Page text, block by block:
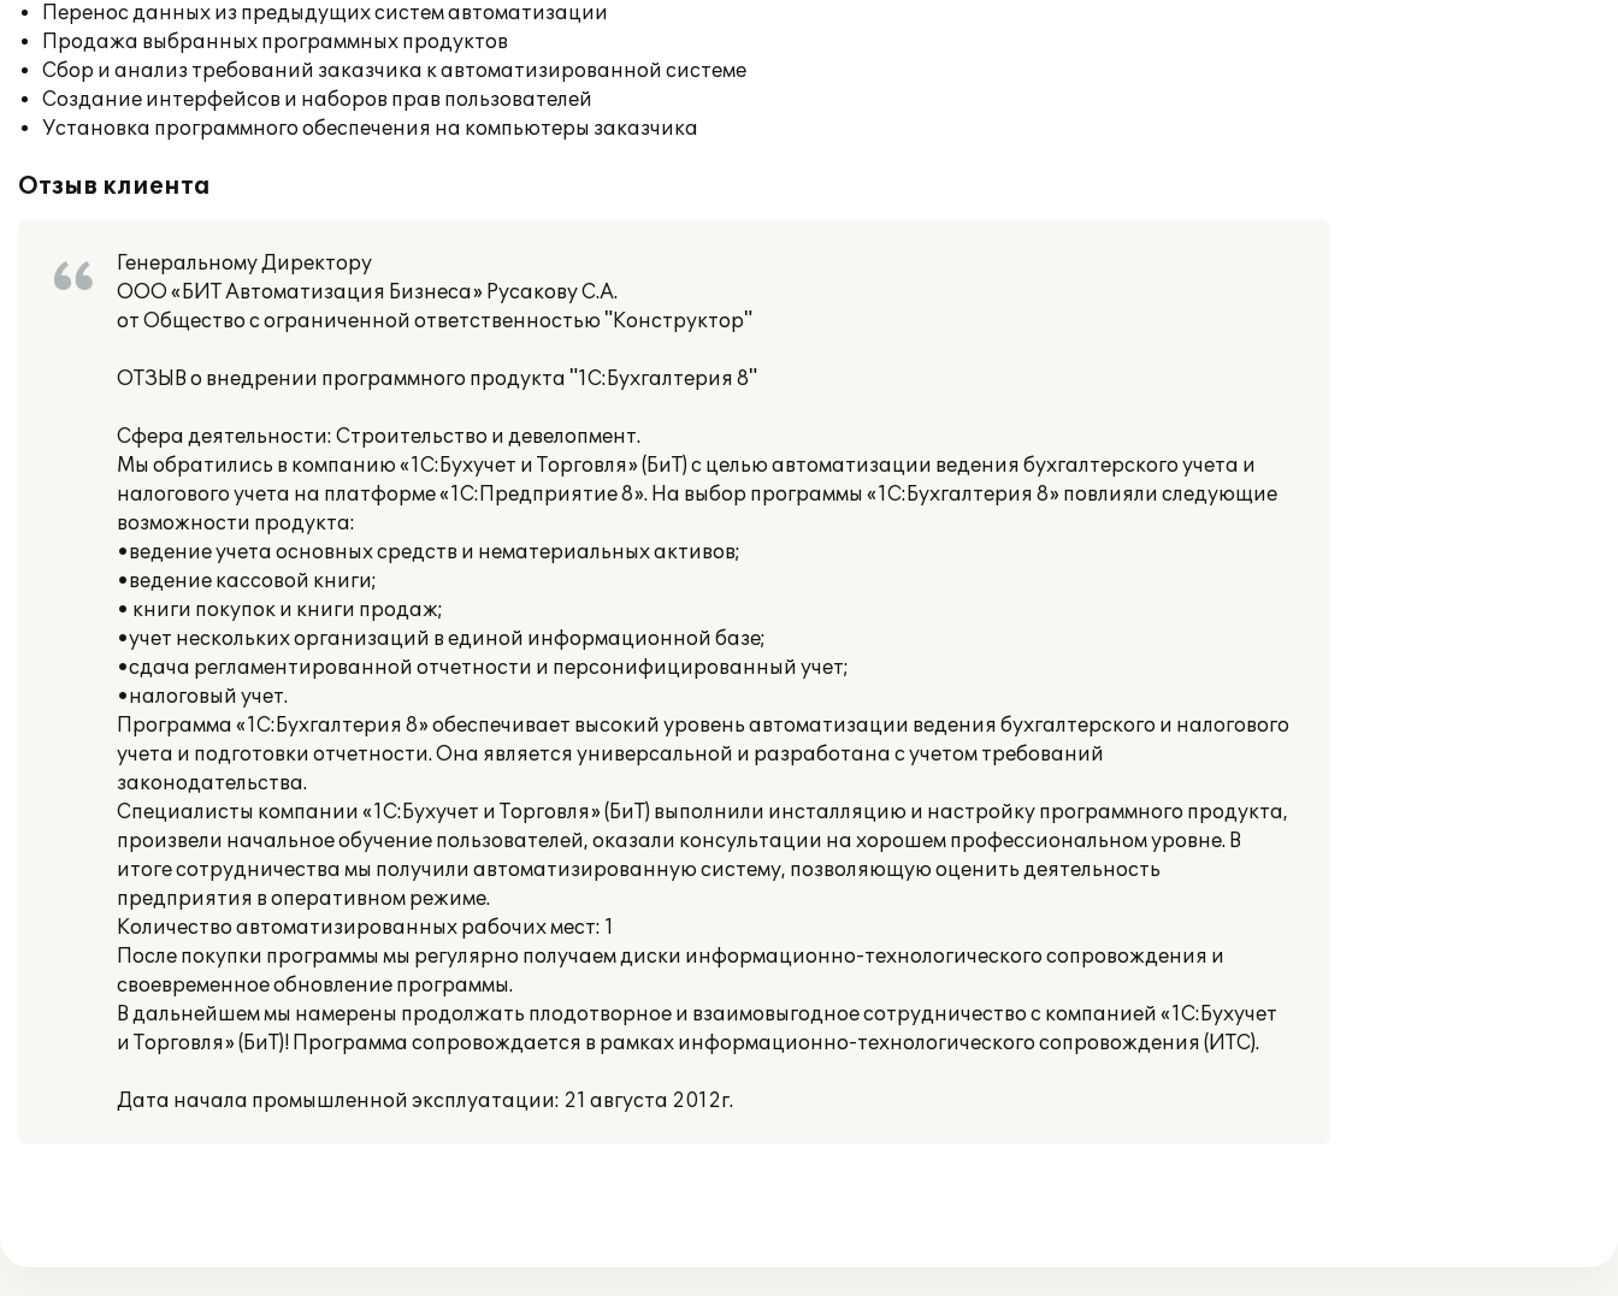
Перенос данных из предыдущих систем автоматизации
Продажа выбранных программных продуктов
Сбор и анализ требований заказчика к автоматизированной системе
Создание интерфейсов и наборов прав пользователей
Установка программного обеспечения на компьютеры заказчика
Отзыв клиента
Генеральному Директору
ООО «БИТ Автоматизация Бизнеса» Русакову С.А.
от Общество с ограниченной ответственностью "Конструктор"
ОТЗЫВ о внедрении программного продукта "1С:Бухгалтерия 8"
Сфера деятельности: Строительство и девелопмент.
Мы обратились в компанию «1С:Бухучет и Торговля» (БиТ) с целью автоматизации ведения бухгалтерского учета и
налогового учета на платформе «1С:Предприятие 8». На выбор программы «1С:Бухгалтерия 8» повлияли следующие
возможности продукта:
•ведение учета основных средств и нематериальных активов;
•ведение кассовой книги;
• книги покупок и книги продаж;
•учет нескольких организаций в единой информационной базе;
•сдача регламентированной отчетности и персонифицированный учет;
•налоговый учет.
Программа «1С:Бухгалтерия 8» обеспечивает высокий уровень автоматизации ведения бухгалтерского и налогового
учета и подготовки отчетности. Она является универсальной и разработана с учетом требований
законодательства.
Специалисты компании «1С:Бухучет и Торговля» (БиТ) выполнили инсталляцию и настройку программного продукта,
произвели начальное обучение пользователей, оказали консультации на хорошем профессиональном уровне. В
итоге сотрудничества мы получили автоматизированную систему, позволяющую оценить деятельность
предприятия в оперативном режиме.
Количество автоматизированных рабочих мест: 1
После покупки программы мы регулярно получаем диски информационно-технологического сопровождения и
своевременное обновление программы.
В дальнейшем мы намерены продолжать плодотворное и взаимовыгодное сотрудничество с компанией «1С:Бухучет
и Торговля» (БиТ)! Программа сопровождается в рамках информационно-технологического сопровождения (ИТС).
Дата начала промышленной эксплуатации: 21 августа 2012г.